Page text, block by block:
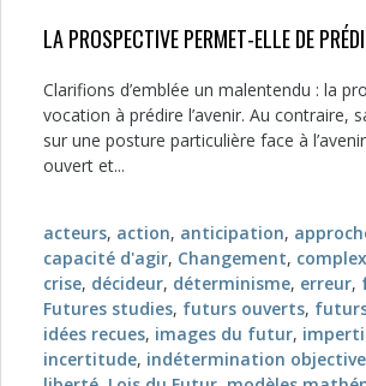
LA PROSPECTIVE PERMET-ELLE DE
Clarifions d’emblée un malentendu : la
vocation à prédire l’avenir. Au contraire,
sur une posture particulière face à
ouvert et...
acteurs, action, anticipation,
capacité d'agir, Changement,
crise, décideur, déterminisme, erreur,
Futures studies, futurs ouverts,
idées recues, images du futur,
incertitude, indétermination objective